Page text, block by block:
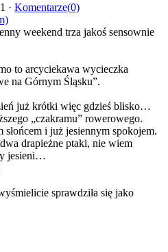
· Komentarze(0)
weekend trza jakoś sensownie
to arcyciekawa wycieczka
na Górnym Śląsku”.
już krótki więc gdzieś blisko…
„czakramu” rowerowego.
i już jesiennym spokojem.
drapieżne ptaki, nie wiem
jesieni…
sprawdziła się jako